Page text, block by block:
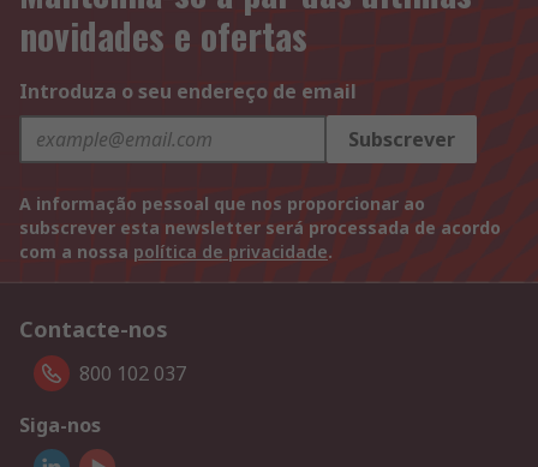
novidades e ofertas
Introduza o seu endereço de email
Subscrever
A informação pessoal que nos proporcionar ao
subscrever esta newsletter será processada de acordo
com a nossa política de privacidade.
Contacte-nos
800 102 037
Siga-nos